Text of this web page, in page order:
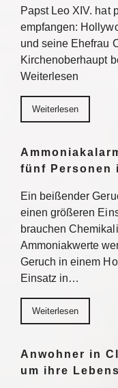
Papst Leo XIV. hat
empfangen:
und seine Ehefrau
Kirchenoberhaupt
Weiterlesen
Weiterlesen
fünf Personen
Ein beißender
einen größeren
brauchen
Ammoniakwerte
Geruch in einem
Einsatz in…
Weiterlesen
Anwohner in
um ihre